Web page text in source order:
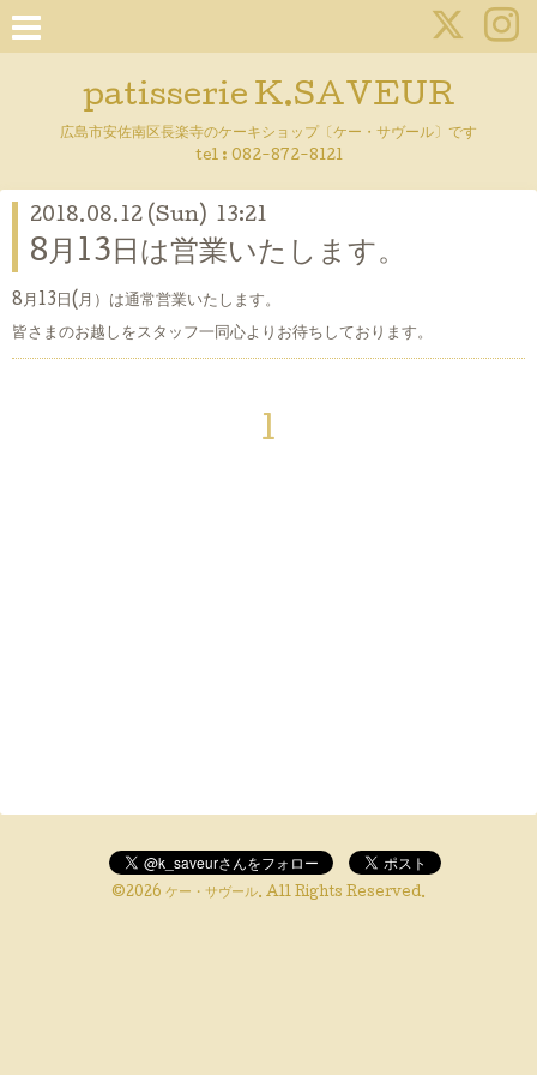
patisserie K.SAVEUR
広島市安佐南区長楽寺のケーキショップ〔ケー・サヴール〕です
tel : 082-872-8121
2018.08.12 (Sun) 13:21
8月13日は営業いたします。
8月13日(月）は通常営業いたします。
皆さまのお越しをスタッフ一同心よりお待ちしております。
1
©2026 ケー・サヴール. All Rights Reserved.